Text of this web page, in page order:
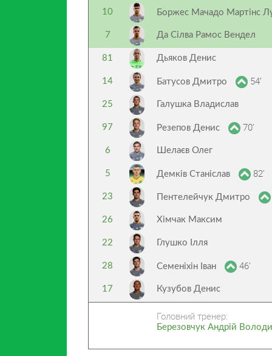
10 Боржес Мачадо Мартінс
7 Да Сілва Рамос Вендел
81 Дьяков Денис
14 Батусов Дмитро 54’
25 Галушка Владислав
97 Резепов Денис 70’
6 Шелаєв Олег
5 Демків Станіслав 82’
23 Пентелейчук Дмитро
26 Хімчак Максим
22 Глушко Ілля
28 Семеніхін Іван 46’
17 Кузубов Денис
Головний тренер:
Березовчук Андрій